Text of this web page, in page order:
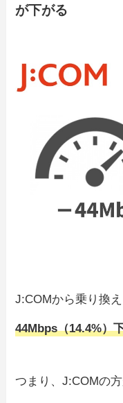
が下がる
J:COMから乗り換
44Mbps（14.4%）
つまり、J:COMの